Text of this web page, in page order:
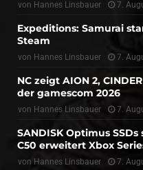
von Hannes Linsbauer 7.
Expeditions: Samurai
Steam
von Hannes Linsbauer 7.
NC zeigt AION 2,
der gamescom 2026
von Hannes Linsbauer 7.
SANDISK Optimus
C50 erweitert Xbox
von Hannes Linsbauer 7.